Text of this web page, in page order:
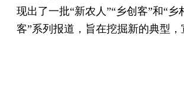
现出了一批“新农人”“乡创客”和“
客”系列报道，旨在挖掘新的典型